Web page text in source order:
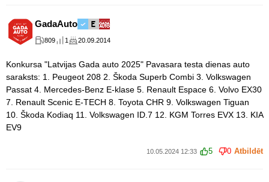
GadaAuto
809 1 20.09.2014
Konkursa "Latvijas Gada auto 2025" Pavasara testa dienas auto
saraksts: 1. Peugeot 208 2. Škoda Superb Combi 3. Volkswagen
Passat 4. Mercedes-Benz E-klase 5. Renault Espace 6. Volvo EX30
7. Renault Scenic E-TECH 8. Toyota CHR 9. Volkswagen Tiguan
10. Škoda Kodiaq 11. Volkswagen ID.7 12. KGM Torres EVX 13. KIA
EV9
10.05.2024 12:33 5 0 Atbildēt